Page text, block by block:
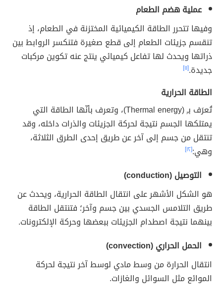
عملية هضم الطعام
وفيها تتحرر الطاقة الكيميائية المختزنة في الطعام، إذ
تنقسم جزيئات الطعام إلى قطع صغيرة فتنكسر الروابط بين
ذراتها ويحدث لها تفاعل كيميائي ينتج عنه تكوين مركبات
جديدة.[١١]
الطاقة الحرارية
تُعرَف بـِ (Thermal energy)، وتعرف بأنّها الطاقة التي
يمتلكها الجسم نتيجة لحركة الجزيئات والذرات داخله، وقد
تنتقل من جسم إلى آخر عن طريق إحدى الطرق الثلاثة،
وهي:[١٢]
التوصيل (conduction)
هو الشكل الأشهر على انتقال الطاقة الحرارية، ويحدث عن
طريق التلامس الجسدي بين جسم وآخر؛ فتنتقل الطاقة
بينهما نتيجة اصطدام الجزيئات ببعضها وحركة الإلكترونات.
الحمل الحراري (convection)
انتقال الحرارة من وسط مادي لوسط آخر نتيجة لحركة
الموائع مثل السوائل والغازات.